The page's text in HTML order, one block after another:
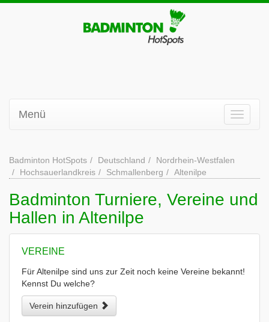
Menü
Badminton HotSpots Deutschland
Nordrhein-Westfalen
Hochsauerlandkreis
Schmallenberg Altenilpe
Badminton Turniere, Vereine und
Hallen in Altenilpe
VEREINE
Für Altenilpe sind uns zur Zeit noch keine Vereine bekannt!
Kennst Du welche?
Verein hinzufügen